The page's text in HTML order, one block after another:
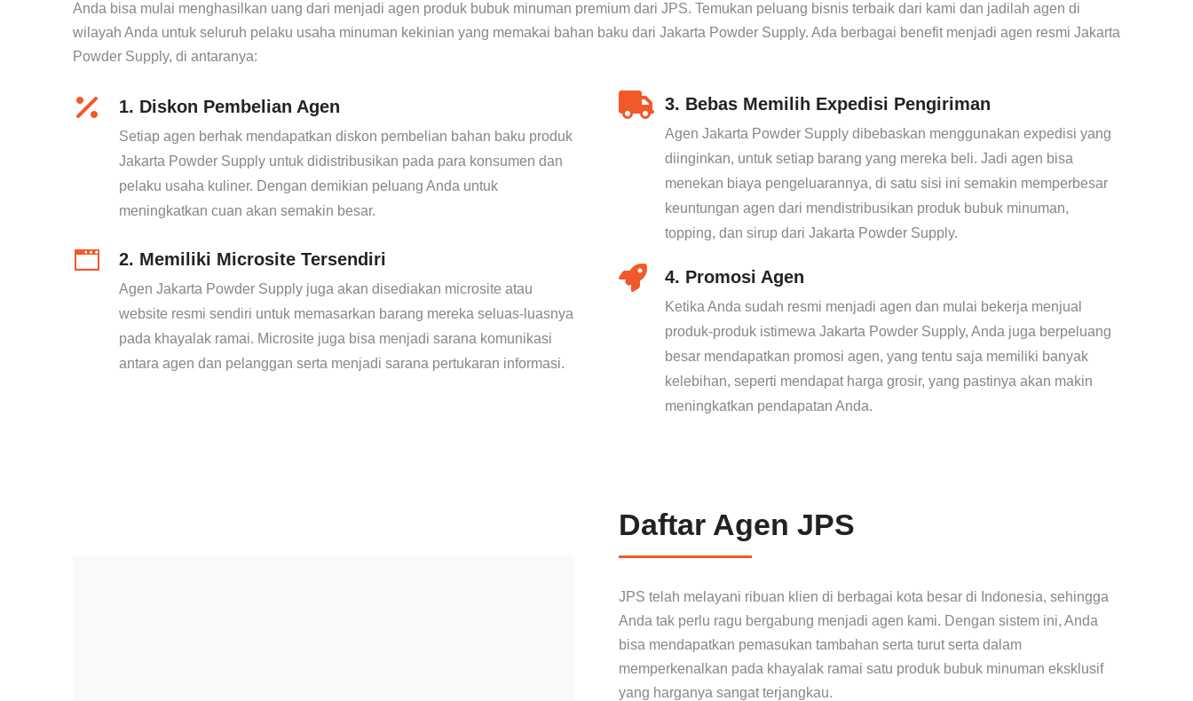
Anda bisa mulai menghasilkan uang dari menjadi agen produk bubuk minuman premium dari JPS. Temukan peluang bisnis terbaik dari kami dan jadilah agen di
wilayah Anda untuk seluruh pelaku usaha minuman kekinian yang memakai bahan baku dari Jakarta Powder Supply. Ada berbagai benefit menjadi agen resmi Jakarta
Powder Supply, di antaranya:
1. Diskon Pembelian Agen
Setiap agen berhak mendapatkan diskon pembelian bahan baku produk
Jakarta Powder Supply untuk didistribusikan pada para konsumen dan
pelaku usaha kuliner. Dengan demikian peluang Anda untuk
meningkatkan cuan akan semakin besar.
2. Memiliki Microsite Tersendiri
Agen Jakarta Powder Supply juga akan disediakan microsite atau
website resmi sendiri untuk memasarkan barang mereka seluas-luasnya
pada khayalak ramai. Microsite juga bisa menjadi sarana komunikasi
antara agen dan pelanggan serta menjadi sarana pertukaran informasi.
3. Bebas Memilih Expedisi Pengiriman
Agen Jakarta Powder Supply dibebaskan menggunakan expedisi yang
diinginkan, untuk setiap barang yang mereka beli. Jadi agen bisa
menekan biaya pengeluarannya, di satu sisi ini semakin memperbesar
keuntungan agen dari mendistribusikan produk bubuk minuman,
topping, dan sirup dari Jakarta Powder Supply.
4. Promosi Agen
Ketika Anda sudah resmi menjadi agen dan mulai bekerja menjual
produk-produk istimewa Jakarta Powder Supply, Anda juga berpeluang
besar mendapatkan promosi agen, yang tentu saja memiliki banyak
kelebihan, seperti mendapat harga grosir, yang pastinya akan makin
meningkatkan pendapatan Anda.
Daftar Agen JPS
JPS telah melayani ribuan klien di berbagai kota besar di Indonesia, sehingga
Anda tak perlu ragu bergabung menjadi agen kami. Dengan sistem ini, Anda
bisa mendapatkan pemasukan tambahan serta turut serta dalam
memperkenalkan pada khayalak ramai satu produk bubuk minuman eksklusif
yang harganya sangat terjangkau.